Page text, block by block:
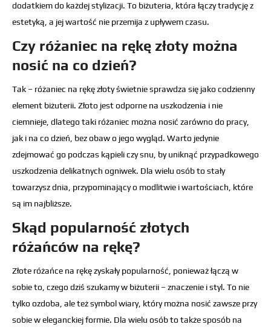
dodatkiem do każdej stylizacji. To biżuteria, która łączy tradycję z
estetyką, a jej wartość nie przemija z upływem czasu.
Czy różaniec na rękę złoty można
nosić na co dzień?
Tak – różaniec na rękę złoty świetnie sprawdza się jako codzienny
element biżuterii. Złoto jest odporne na uszkodzenia i nie
ciemnieje, dlatego taki różaniec można nosić zarówno do pracy,
jak i na co dzień, bez obaw o jego wygląd. Warto jedynie
zdejmować go podczas kąpieli czy snu, by uniknąć przypadkowego
uszkodzenia delikatnych ogniwek. Dla wielu osób to stały
towarzysz dnia, przypominający o modlitwie i wartościach, które
są im najbliższe.
Skąd popularność złotych
różańców na rękę?
Złote różańce na rękę zyskały popularność, ponieważ łączą w
sobie to, czego dziś szukamy w biżuterii – znaczenie i styl. To nie
tylko ozdoba, ale też symbol wiary, który można nosić zawsze przy
sobie w eleganckiej formie. Dla wielu osób to także sposób na